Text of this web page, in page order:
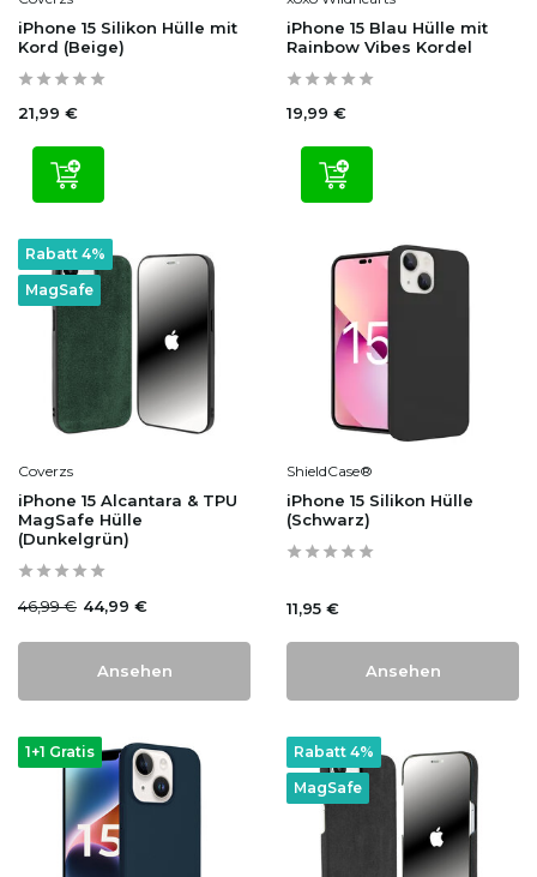
iPhone 15 Silikon Hülle mit
Kord (Beige)
21,99 €
iPhone 15 Blau Hülle mit
Rainbow Vibes Kordel
19,99 €
MagSafe
Rabatt 4%
Coverzs
iPhone 15 Alcantara & TPU
MagSafe Hülle
(Dunkelgrün)
46,99 € 44,99 €
Ansehen
ShieldCase®
iPhone 15 Silikon Hülle
(Schwarz)
11,95 €
Ansehen
1+1 Gratis
MagSafe
Rabatt 4%